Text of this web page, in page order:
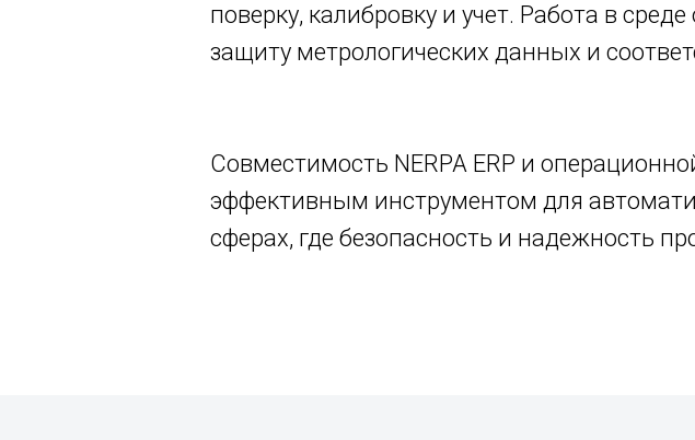
поверку, калибровку и учет. Работа в
защиту метрологических данных и
Совместимость NERPA ERP и
эффективным инструментом для
сферах, где безопасность и надежность